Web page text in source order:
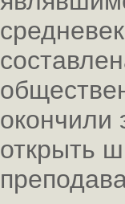
окончили
открыть